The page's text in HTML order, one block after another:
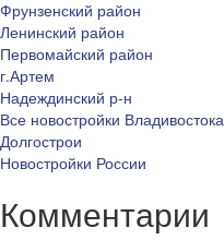
Фрунзенский район
Ленинский район
Первомайский район
г.Артем
Надеждинский р-н
Все новостройки Владивостока
Долгострои
Новостройки России
Комментарии